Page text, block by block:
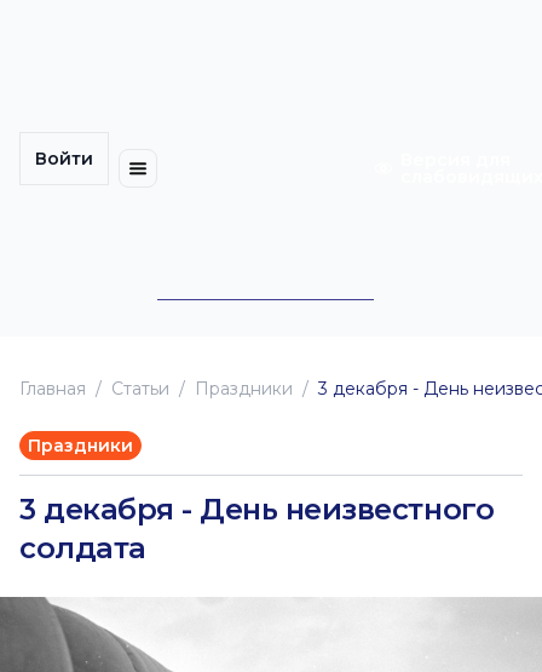
Войти
Главная Статьи Праздники 3 декабря - День
Праздники
3 декабря - День неизвестного
солдата